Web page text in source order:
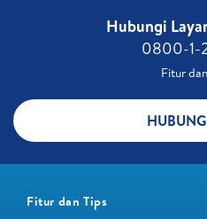
Hubungi
0800-1-
Fitur
Fitur dan Tips